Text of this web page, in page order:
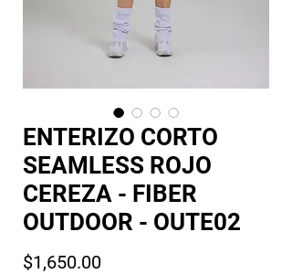
ENTERIZO CORTO
SEAMLESS ROJO
CEREZA - FIBER
OUTDOOR - OUTE02
$1,650.00Precio